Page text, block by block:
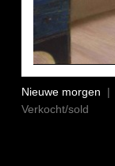
Nieuwe morgen |
Verkocht/sold